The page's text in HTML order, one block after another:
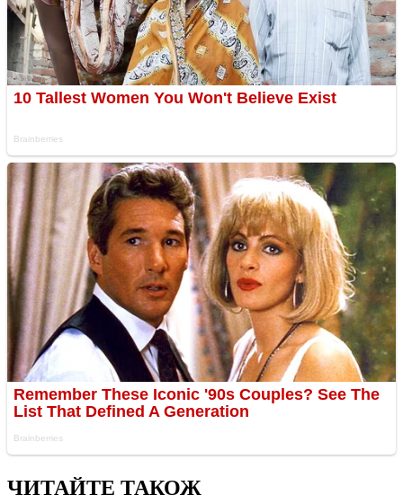
ЧИТАЙТЕ ТАКОЖ